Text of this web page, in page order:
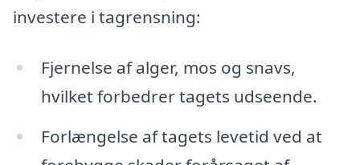
investere i tagrensning:
Fjernelse af alger, mos og snavs,
hvilket forbedrer tagets udseende.
Forlængelse af tagets levetid ved at